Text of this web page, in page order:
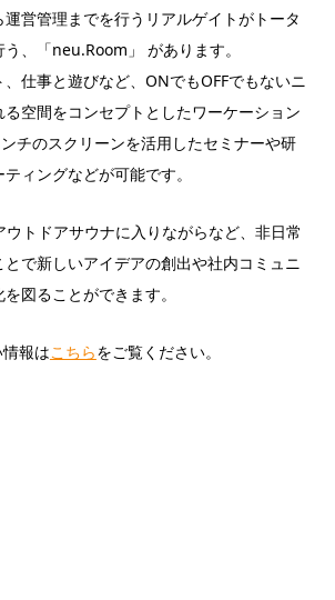
営管理までを行うリアルゲイトがトータ
、「neu.Room」 があります。
仕事と遊びなど、ONでもOFFでもないニ
る空間をコンセプトとしたワーケーション
チのスクリーンを活用したセミナーや研
ィングなどが可能です。
ウトドアサウナに入りながらなど、非日常
で新しいアイデアの創出や社内コミュニ
図ることができます。
報はこちらをご覧ください。